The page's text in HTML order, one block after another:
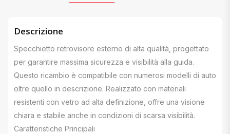
Descrizione
Specchietto retrovisore esterno di alta qualità, progettato
per garantire massima sicurezza e visibilità alla guida.
Questo ricambio è compatibile con numerosi modelli di auto
oltre quello in descrizione. Realizzato con materiali
resistenti con vetro ad alta definizione, offre una visione
chiara e stabile anche in condizioni di scarsa visibilità.
Caratteristiche Principali